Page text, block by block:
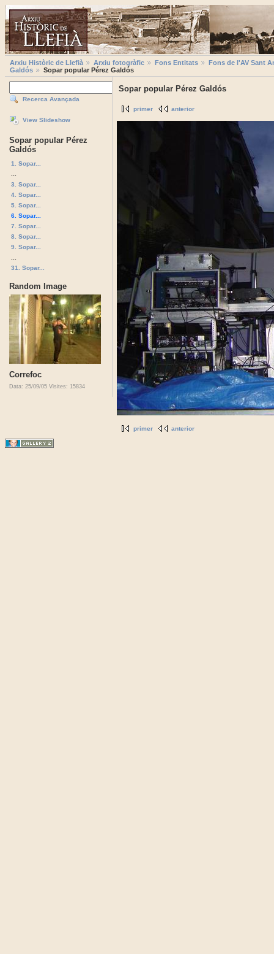
Arxiu Històric de Llefià Arxiu fotogràfic Fons Entitats
Fons de l'AV Sant
Galdós
Sopar popular Pérez Galdós
Recerca Avançada
View Slideshow
Sopar popular Pérez
Galdós
1. Sopar...
3. Sopar...
4. Sopar...
5. Sopar...
6. Sopar...
7. Sopar...
8. Sopar...
9. Sopar...
31. Sopar...
Random Image
Correfoc
Data: 25/09/05 Visites: 15834
Sopar popular Pérez Galdós
primer anterior
primer anterior